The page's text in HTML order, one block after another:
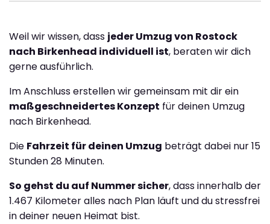
Weil wir wissen, dass jeder Umzug von Rostock
nach Birkenhead individuell ist, beraten wir dich
gerne ausführlich.
Im Anschluss erstellen wir gemeinsam mit dir ein
maßgeschneidertes Konzept für deinen Umzug
nach Birkenhead.
Die Fahrzeit für deinen Umzug beträgt dabei nur 15
Stunden 28 Minuten.
So gehst du auf Nummer sicher, dass innerhalb der
1.467 Kilometer alles nach Plan läuft und du stressfrei
in deiner neuen Heimat bist.